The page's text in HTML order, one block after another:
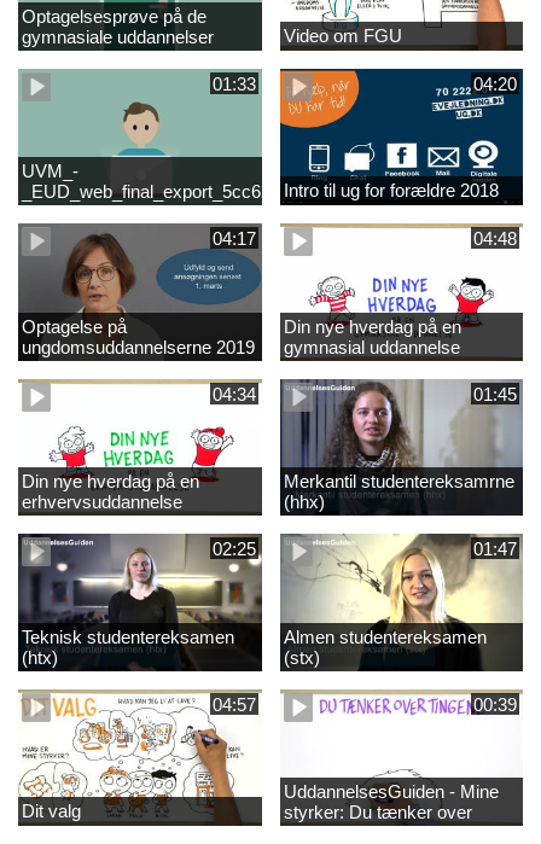
Optagelsesprøve på de
gymnasiale uddannelser
Video om FGU
01:33
UVM_-
04:20
Intro til ug for forældre 2018
04:17
Optagelse på
ungdomsuddannelserne 2019
04:48
Din nye hverdag på en
gymnasial uddannelse
04:34
Din nye hverdag på en
erhvervsuddannelse
01:45
Merkantil studentereksamrne
(hhx)
02:25
Teknisk studentereksamen
(htx)
01:47
Almen studentereksamen
(stx)
04:57
Dit valg
00:39
UddannelsesGuiden - Mine
styrker: Du tænker over
tingene